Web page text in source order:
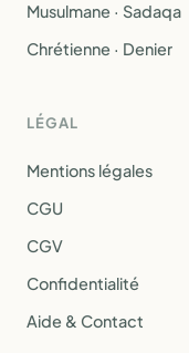
Musulmane · Sadaqa
Chrétienne · Denier
LÉGAL
Mentions légales
CGU
CGV
Confidentialité
Aide & Contact